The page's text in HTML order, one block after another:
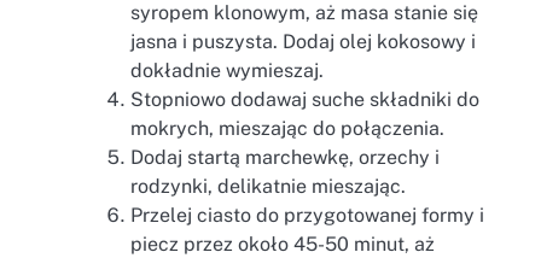
syropem klonowym, aż masa stanie się
jasna i puszysta. Dodaj olej kokosowy i
dokładnie wymieszaj.
Stopniowo dodawaj suche składniki do
mokrych, mieszając do połączenia.
Dodaj startą marchewkę, orzechy i
rodzynki, delikatnie mieszając.
Przelej ciasto do przygotowanej formy i
piecz przez około 45-50 minut, aż